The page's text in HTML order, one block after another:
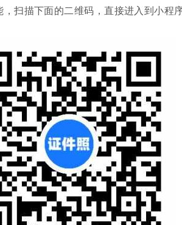
，扫描下面的二维码，直接进入到小程